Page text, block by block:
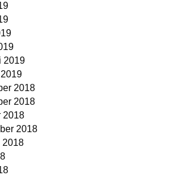
2019
2018
2018
2018
2018
2018